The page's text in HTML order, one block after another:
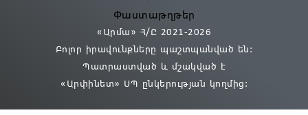
Փաստաթղթեր
«Արմա» Հ/Ը 2021-2026
Բոլոր իրավունքները պաշտպանված են:
Պատրաստված և մշակված է
«Արփինետ» ՍՊ ընկերության կողմից։